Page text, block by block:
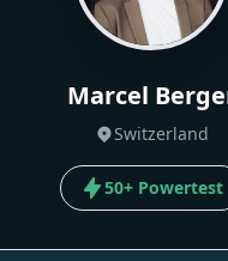
Marcel
Switzerland
50+ Powertest